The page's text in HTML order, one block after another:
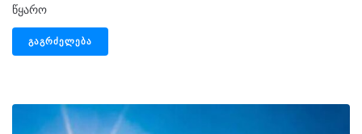
წყარო
ᲒᲐᲒᲠᲫᲔᲚᲔᲑᲐ